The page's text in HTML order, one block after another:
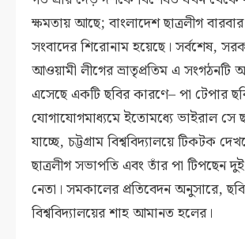
ক্ষমতায় আছে; বাংলাদেশ ছাত্রলীগ
সংবাদের শিরোনাম হয়েছে। সর্বশেষ,
আওয়ামী লীগের ভ্রাতৃপ্রতিম এ
এসেছে একটি ছবির কারণে– পা টেপার
যোগাযোগমাধ্যমে ইতোমধ্যে ভাইরাল সে
যাচ্ছে, চট্টগ্রাম বিশ্ববিদ্যালয়ে টিকটক
ছাত্রলীগ সভাপতি এবং তাঁর পা টিপছেন দুই
নেতা। সমকালের প্রতিবেদন অনুসারে,
বিশ্ববিদ্যালয়ের শাহ আমানত হলের।